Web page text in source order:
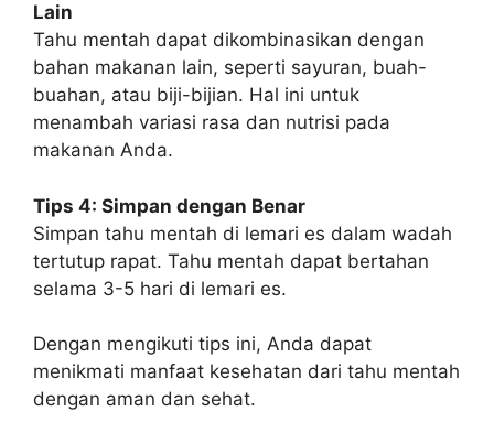
Lain
Tahu mentah dapat dikombinasikan dengan
bahan makanan lain, seperti sayuran, buah-
buahan, atau biji-bijian. Hal ini untuk
menambah variasi rasa dan nutrisi pada
makanan Anda.
Tips 4: Simpan dengan Benar
Simpan tahu mentah di lemari es dalam wadah
tertutup rapat. Tahu mentah dapat bertahan
selama 3-5 hari di lemari es.
Dengan mengikuti tips ini, Anda dapat
menikmati manfaat kesehatan dari tahu mentah
dengan aman dan sehat.